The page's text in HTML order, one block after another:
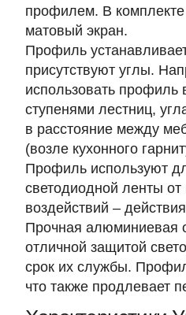
профилем. В
матовый экран.
Профиль
присутствуют углы.
использовать профиль
ступенями лестниц,
в расстояние между
(возле кухонного
Профиль используют
светодиодной ленты
воздействий –
Прочная алюминиевая
отличной защитой
срок их службы.
что также продлевает